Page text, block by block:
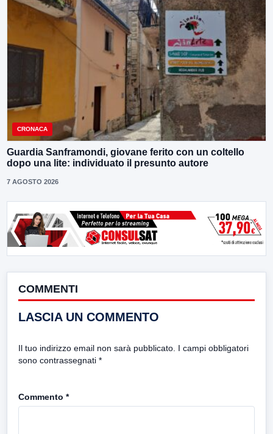
CRONACA
Guardia Sanframondi, giovane ferito con un coltello
dopo una lite: individuato il presunto autore
7 AGOSTO 2026
COMMENTI
LASCIA UN COMMENTO
Il tuo indirizzo email non sarà pubblicato. I campi obbligatori
sono contrassegnati *
Commento *